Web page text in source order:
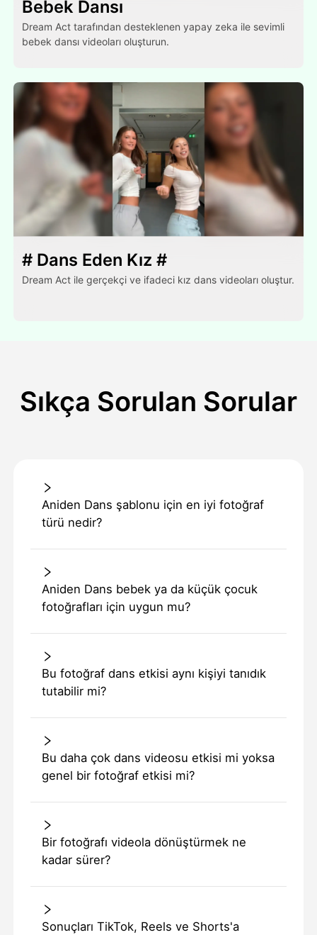
Bebek Dansı
Dream Act tarafından desteklenen yapay zeka ile sevimli
bebek dansı videoları oluşturun.
# Dans Eden Kız #
Dream Act ile gerçekçi ve ifadeci kız dans videoları oluştur.
Sıkça Sorulan Sorular
Aniden Dans şablonu için en iyi fotoğraf
türü nedir?
Aniden Dans bebek ya da küçük çocuk
fotoğrafları için uygun mu?
Bu fotoğraf dans etkisi aynı kişiyi tanıdık
tutabilir mi?
Bu daha çok dans videosu etkisi mi yoksa
genel bir fotoğraf etkisi mi?
Bir fotoğrafı videola dönüştürmek ne
kadar sürer?
Sonuçları TikTok, Reels ve Shorts'a